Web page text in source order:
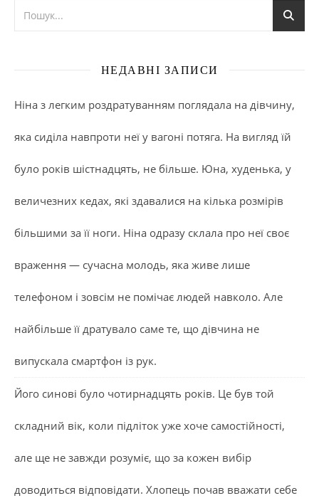
НЕДАВНІ ЗАПИСИ
Ніна з легким роздратуванням поглядала на дівчину,
яка сиділа навпроти неї у вагоні потяга. На вигляд їй
було років шістнадцять, не більше. Юна, худенька, у
величезних кедах, які здавалися на кілька розмірів
більшими за її ноги. Ніна одразу склала про неї своє
враження — сучасна молодь, яка живе лише
телефоном і зовсім не помічає людей навколо. Але
найбільше її дратувало саме те, що дівчина не
випускала смартфон із рук.
Його синові було чотирнадцять років. Це був той
складний вік, коли підліток уже хоче самостійності,
але ще не завжди розуміє, що за кожен вибір
доводиться відповідати. Хлопець почав вважати себе